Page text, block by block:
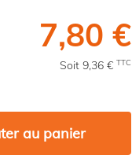
7,80 €
Soit 9,36 € TTC
au panier